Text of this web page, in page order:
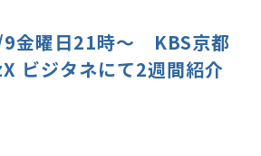
金曜日21時～ KBS京都
ビジタネにて2週間紹介